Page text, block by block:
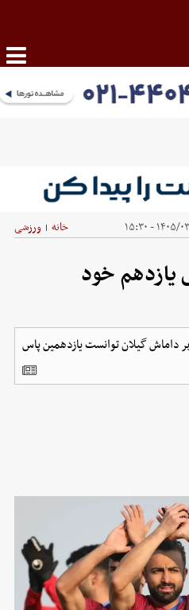
۱۳ - ۱۵:۳۰ خانه | ورزشی
خود
داماش گیلان توانست یازدهمین پاس